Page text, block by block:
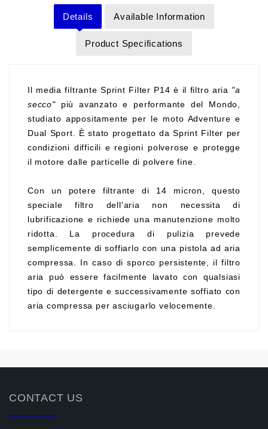
Details Available Information
Product Specifications
Il media filtrante Sprint Filter P14 è il filtro aria "a
secco"più avanzato e performante del Mondo,
studiato appositamente per le moto Adventure e
Dual Sport. È stato progettato da Sprint Filter per
condizioni difficili e regioni polverose e protegge
il motore dalle particelle di polvere fine.
Con un potere filtrante di 14 micron, questo
speciale filtro dell'aria non necessita di
lubrificazione e richiede una manutenzione molto
ridotta. La procedura di pulizia prevede
semplicemente di soffiarlo con una pistola ad aria
compressa. In caso di sporco persistente, il filtro
aria può essere facilmente lavato con qualsiasi
tipo di detergente e successivamente soffiato con
aria compressa per asciugarlo velocemente.
CONTACT US